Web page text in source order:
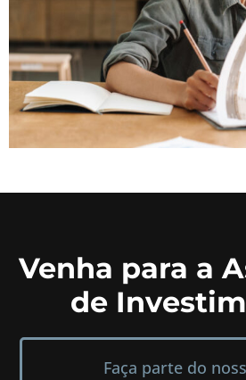
Venha para a
de
Faça parte do